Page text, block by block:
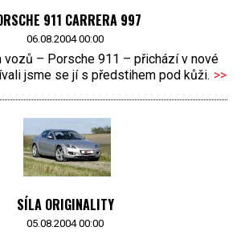
911 CARRERA 997
06.08.2004 00:00
vozů – Porsche 911 – přichází v nové
jsme se jí s předstihem pod kůži. >>
SÍLA ORIGINALITY
05.08.2004 00:00